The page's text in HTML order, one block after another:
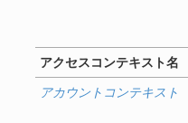
アクセスコンテキスト名
アカウントコンテキスト